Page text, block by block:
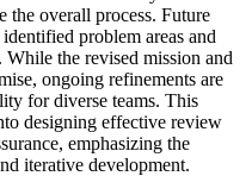
the overall process. Future
problem areas and
the revised mission and
ongoing refinements are
for diverse teams. This
designing effective review
emphasizing the
iterative development.